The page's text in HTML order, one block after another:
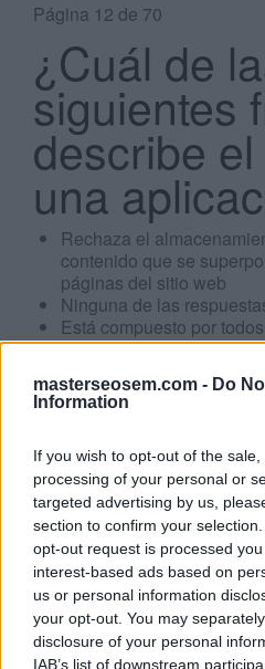
masterseosem.com - Do
Information
If you wish to opt-out of the
processing of your personal or
targeted advertising by us,
section to confirm your
opt-out request is processed
interest-based ads based on
us or personal information
your opt-out. You may
disclosure of your personal
IAB’s list of downstream
Página 12 de 70
¿Cuál de
siguientes
describe
una
Rechaza el
contenido que se
páginas del sitio web
Ninguna de las
Está compuesto por
página que dependen
Aporta una primera
modo gradual hasta
Click aquí para ver
Aporta una primera
cambia de modo
la página